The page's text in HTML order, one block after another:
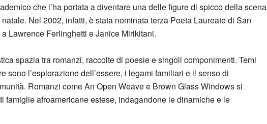
che l’ha portata a diventare una delle figure di spicco della scena
Nel 2002, infatti, è stata nominata terza Poeta Laureate di San
Lawrence Ferlinghetti e Janice Mirikitani.
spazia tra romanzi, raccolte di poesie e singoli componimenti. Temi
sono l’esplorazione dell’essere, i legami familiari e il senso di
Romanzi come An Open Weave e Brown Glass Windows si
famiglie afroamericane estese, indagandone le dinamiche e le